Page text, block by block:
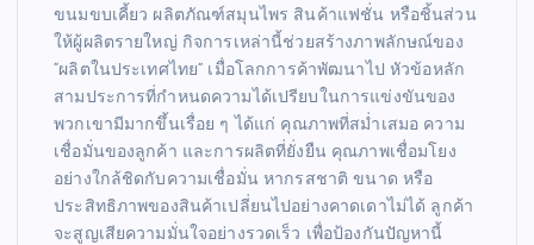
ขนมขบเคี้ยว ผลิตภัณฑ์สมุนไพร สินค้าแฟชั่น หรือชิ้นส่วน
ให้ผู้ผลิตรายใหญ่ กิจการเหล่านี้ช่วยสร้างภาพลักษณ์ของ
“ผลิตในประเทศไทย” เมื่อโลกการค้าพัฒนาไป หัวข้อหลัก
สามประการที่กำหนดความได้เปรียบในการแข่งขันของ
พวกเขามีมากขึ้นเรื่อย ๆ ได้แก่ คุณภาพที่สม่ำเสมอ ความ
เชื่อมั่นของลูกค้า และการผลิตที่ยั่งยืน คุณภาพเชื่อมโยง
อย่างใกล้ชิดกับความเชื่อมั่น หากรสชาติ ขนาด หรือ
ประสิทธิภาพของสินค้าเปลี่ยนไปอย่างคาดเดาไม่ได้ ลูกค้า
จะสูญเสียความมั่นใจอย่างรวดเร็ว เพื่อป้องกันปัญหานี้